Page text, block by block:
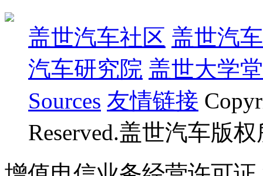
盖世汽车社区 盖世汽
汽车研究院 盖世大学堂
Sources 友情链接
Reserved.盖世汽车版